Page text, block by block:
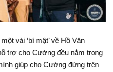
vài ‘bí mật’ về Hồ Văn
trợ cho Cường đều nằm trong
giúp cho Cường đứng trên